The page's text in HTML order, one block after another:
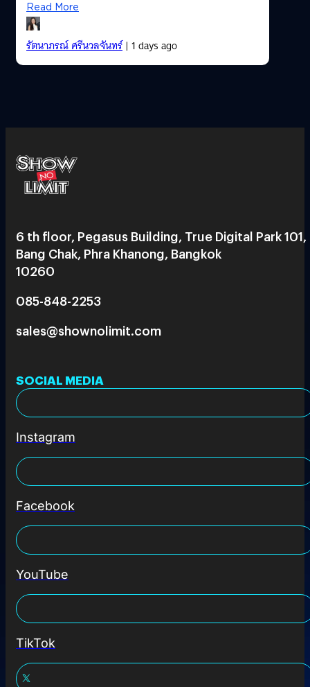
Read More
รัตนาภรณ์ ศรีนวลจันทร์| 1 days ago
6 th floor, Pegasus Building, True Digital Park 101,
Bang Chak, Phra Khanong, Bangkok
10260
085-848-2253
sales@shownolimit.com
SOCIAL MEDIA
Instagram
Facebook
YouTube
TikTok